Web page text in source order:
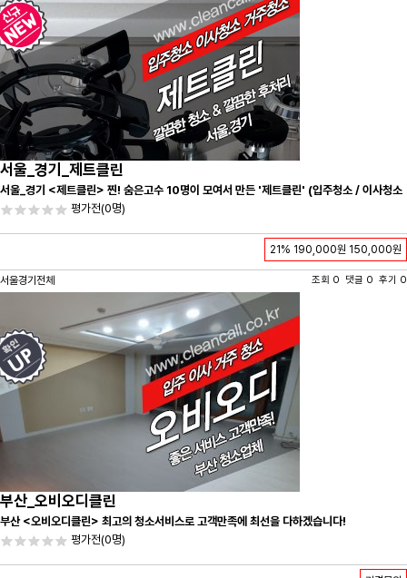
서울_경기_제트클린
서울_경기 <제트클린> 찐! 숨은고수 10명이 모여서 만든 '제트클린' (입주청소 / 이사청소
/ 줄눈시공) 항상 꼼꼼하게 친절하게 응대하겠습니다^-^
평가전(0명)
21% 190,000원 150,000원
서울경기전체 조회 0 댓글 0 후기 0
부산_오비오디클린
부산 <오비오디클린> 최고의 청소서비스로 고객만족에 최선을 다하겠습니다!
평가전(0명)